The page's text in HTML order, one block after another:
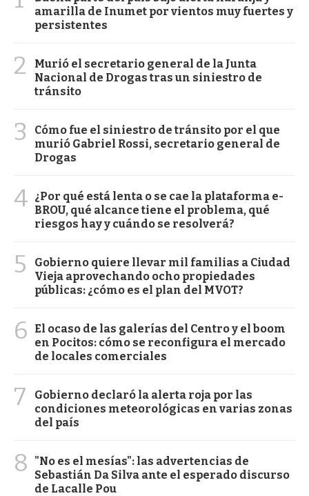
amarilla de Inumet por vientos muy fuertes y
persistentes
2
Murió el secretario general de la Junta
Nacional de Drogas tras un siniestro de
tránsito
3
Cómo fue el siniestro de tránsito por el que
murió Gabriel Rossi, secretario general de
Drogas
4 ¿Por qué está lenta o se cae la plataforma e-
BROU, qué alcance tiene el problema, qué
riesgos hay y cuándo se resolverá?
5
Gobierno quiere llevar mil familias a Ciudad
Vieja aprovechando ocho propiedades
públicas: ¿cómo es el plan del MVOT?
6
El ocaso de las galerías del Centro y el boom
en Pocitos: cómo se reconfigura el mercado
de locales comerciales
7
Gobierno declaró la alerta roja por las
condiciones meteorológicas en varias zonas
del país
8
"No es el mesías": las advertencias de
Sebastián Da Silva ante el esperado discurso
de Lacalle Pou